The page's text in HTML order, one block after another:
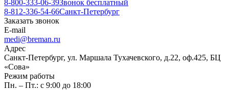
8-800-333-06-39Звонок бесплатный
8-812-336-54-66Санкт-Петербург
Заказать звонок
E-mail
medi@breman.ru
Адрес
Санкт-Петербург, ул. Маршала Тухачевского, д.22, оф.425, БЦ
«Сова»
Режим работы
Пн. – Пт.: с 9:00 до 18:00